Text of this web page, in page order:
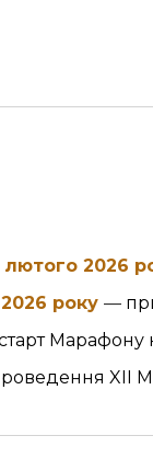
лютого2026
року —
Марафону
XIІ